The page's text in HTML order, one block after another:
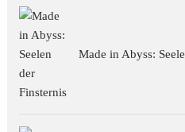
Made in Abyss: